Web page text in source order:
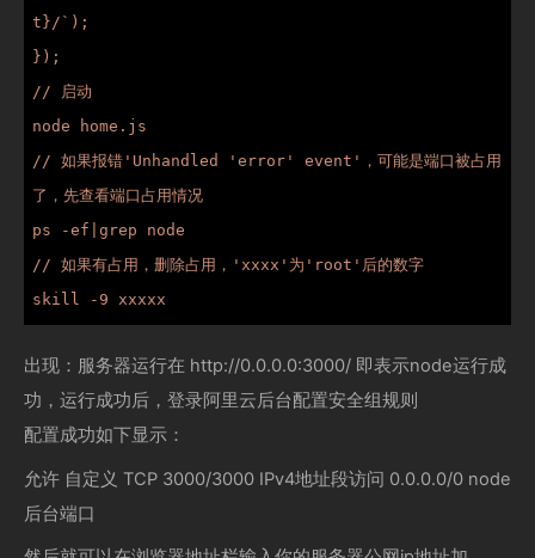
t}/`);
});
// 启动
node home.js
// 如果报错'Unhandled 'error' event'，可能是端口被占用
了，先查看端口占用情况
ps -ef|grep node
// 如果有占用，删除占用，'xxxx'为'root'后的数字
skill -9 xxxxx
出现：服务器运行在 http://0.0.0.0:3000/ 即表示node运行成
功，运行成功后，登录阿里云后台配置安全组规则
配置成功如下显示：
允许 自定义 TCP 3000/3000 IPv4地址段访问 0.0.0.0/0 node
后台端口